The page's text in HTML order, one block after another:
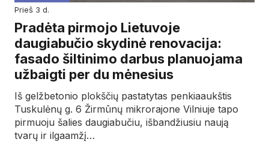
prieš 3 d.
Pradėta pirmojo Lietuvoje
daugiabučio skydinė renovacija:
fasado šiltinimo darbus planuojama
užbaigti per du mėnesius
Iš gelžbetonio plokščių pastatytas penkiaaukštis
Tuskulėnų g. 6 Žirmūnų mikrorajone Vilniuje tapo
pirmuoju šalies daugiabučiu, išbandžiusiu naują
tvarų ir ilgaamžį…